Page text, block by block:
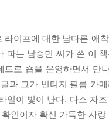
이프에 대한 남다른 애
는 남승민 씨가 쓴 이
로 숍을 운영하면서 만
과 그가 빈티지 필름 카
이 빛이 난다. 다소 자조
인이자 확신 가득한 사